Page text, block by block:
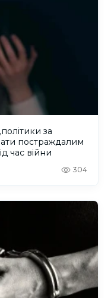
за
постраждалим
час війни
304